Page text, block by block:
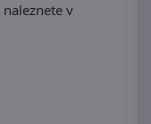
naleznete v